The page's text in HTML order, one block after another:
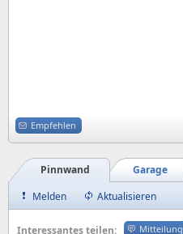
Empfehlen
Garage
Pinnwand
Melden
Aktualisieren
Interessantes teilen: Mitteilung